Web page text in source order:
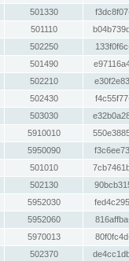
501330
501110
502250
501490
502210
502430
503030
5910010
5950090
501010
502130
5952030
5952060
5970013
502370